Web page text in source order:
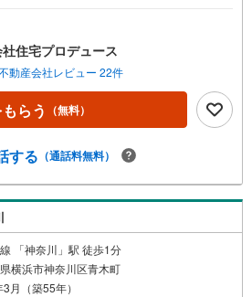
！ 住プロは、大和市・綾瀬市・座間市エ
専門会社です！最新物件情報や当社限定
報も多数ございますので、お気軽にお問
ローン提案システ
イナンシャル専門スタッフによる【丁寧な
】【ファイナンシャルプラン提案書の作
ーン残高】【住宅購入者だけが加入でき
くなる【教育費】住宅を買った後から始
返済】65歳以上から必要になる【老後の
しの【このタイミング】で不安な部分を
せんか？？ --------------
住宅プロデュース
動産会社レビュー 22件
らう （無料）
する （通話料無料）
「神奈川」駅 徒歩1分
横浜市神奈川区青木町
月（築55年）